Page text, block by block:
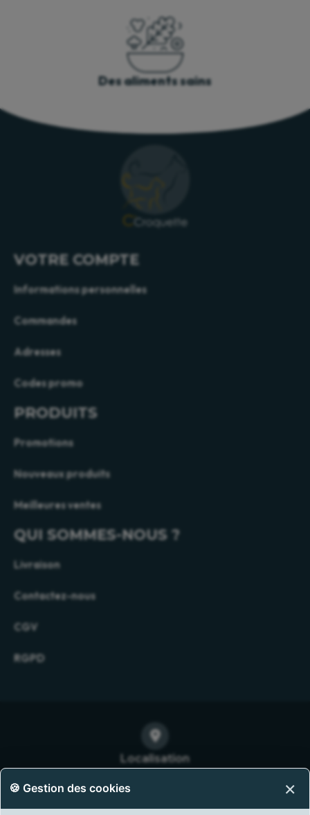
Des aliments sains
VOTRE COMPTE
Informations personnelles
Commandes
Adresses
Codes promo
PRODUITS
Promotions
Nouveaux produits
Meilleures ventes
QUI SOMMES-NOUS ?
Livraison
Contactez-nous
CGV
RGPD
Localisation
30420 CALVISSON
🍪 Gestion des cookies ×